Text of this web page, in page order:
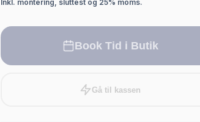
Inkl. montering, sluttest og 25% moms.
Book Tid i Butik
Gå til kassen